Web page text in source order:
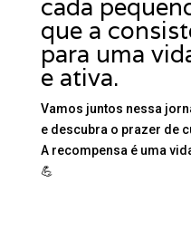
cada
que a
para uma
e ativa.
Vamos juntos nessa
e descubra o prazer de
A recompensa é uma
💪